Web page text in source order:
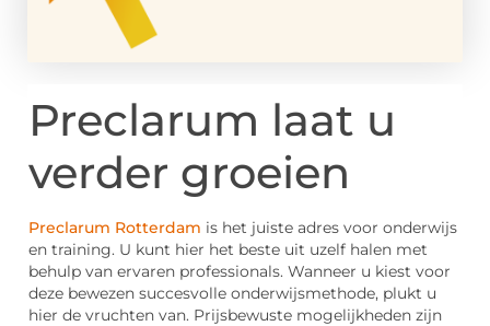
Preclarum laat u
verder groeien
Preclarum Rotterdam is het juiste adres voor onderwijs
en training. U kunt hier het beste uit uzelf halen met
behulp van ervaren professionals. Wanneer u kiest voor
deze bewezen succesvolle onderwijsmethode, plukt u
hier de vruchten van. Prijsbewuste mogelijkheden zijn